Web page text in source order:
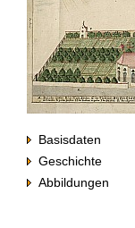
Basisdaten
Geschichte
Abbildungen